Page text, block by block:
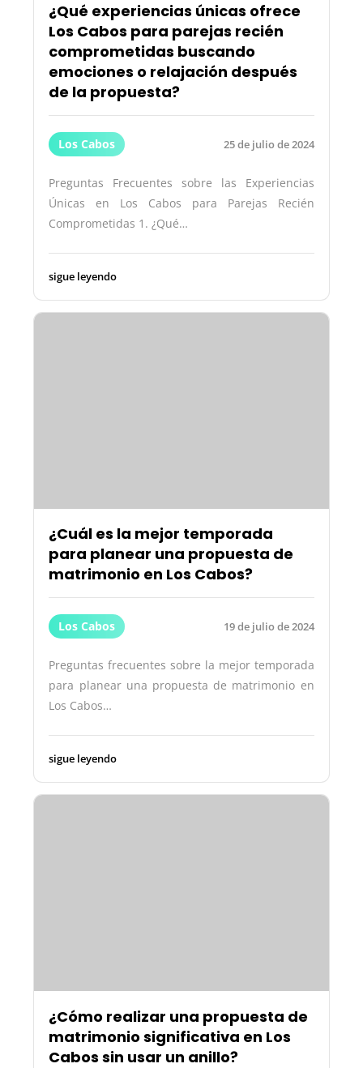
¿Qué experiencias únicas ofrece
Los Cabos para parejas recién
comprometidas buscando
emociones o relajación después
de la propuesta?
Los Cabos 25 de julio de 2024
Preguntas Frecuentes sobre las Experiencias
Únicas en Los Cabos para Parejas Recién
Comprometidas 1. ¿Qué…
sigue leyendo
¿Cuál es la mejor temporada
para planear una propuesta de
matrimonio en Los Cabos?
Los Cabos 19 de julio de 2024
Preguntas frecuentes sobre la mejor temporada
para planear una propuesta de matrimonio en
Los Cabos…
sigue leyendo
¿Cómo realizar una propuesta de
matrimonio significativa en Los
Cabos sin usar un anillo?